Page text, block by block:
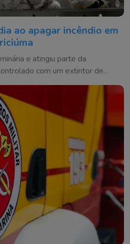
ao apagar incêndio em
e atingiu parte da
com um extintor de